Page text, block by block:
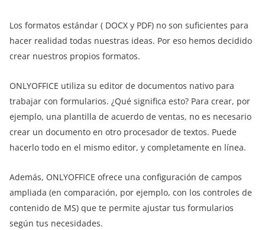
Los formatos estándar ( DOCX y PDF) no son suficientes para
hacer realidad todas nuestras ideas. Por eso hemos decidido
crear nuestros propios formatos.
ONLYOFFICE utiliza su editor de documentos nativo para
trabajar con formularios. ¿Qué significa esto? Para crear, por
ejemplo, una plantilla de acuerdo de ventas, no es necesario
crear un documento en otro procesador de textos. Puede
hacerlo todo en el mismo editor, y completamente en línea.
Además, ONLYOFFICE ofrece una configuración de campos
ampliada (en comparación, por ejemplo, con los controles de
contenido de MS) que te permite ajustar tus formularios
según tus necesidades.